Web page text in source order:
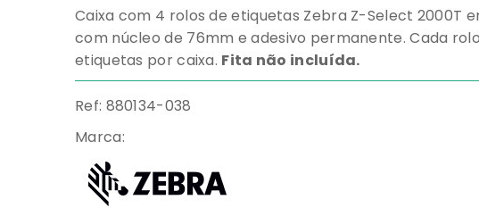
Caixa com 4 rolos de etiquetas Zebra Z-Select 2000T
com núcleo de 76mm e adesivo permanente. Cada
etiquetas por caixa. Fita não incluída.
Ref: 880134-038
Marca: